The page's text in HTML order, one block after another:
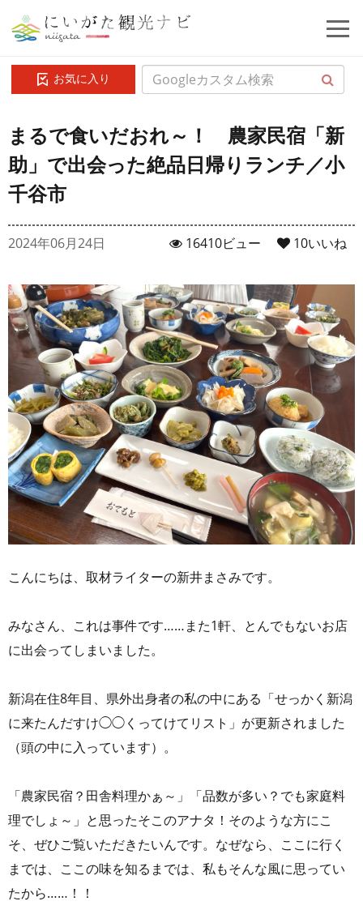
お気に入り
まるで食いだおれ～！ 農家民宿「新
助」で出会った絶品日帰りランチ／小
千谷市
2024年06月24日 10いいね
16410ビュー
こんにちは、取材ライターの新井まさみです。
みなさん、これは事件です……また1軒、とんでもないお店
に出会ってしまいました。
新潟在住8年目、県外出身者の私の中にある「せっかく新潟
に来たんだすけ◯◯くってけてリスト」が更新されました
（頭の中に入っています）。
「農家民宿？田舎料理かぁ～」「品数が多い？でも家庭料
理でしょ～」と思ったそこのアナタ！そのような方にこ
そ、ぜひご覧いただきたいんです。なぜなら、ここに行く
までは、ここの味を知るまでは、私もそんな風に思ってい
たから……！！